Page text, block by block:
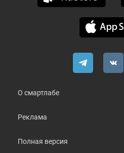
О смартлабе
Реклама
Полная версия